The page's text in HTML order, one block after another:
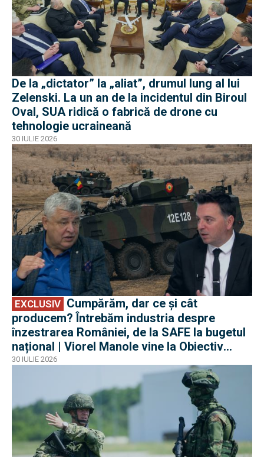
De la „dictator” la „aliat”, drumul lung al lui
Zelenski. La un an de la incidentul din Biroul
Oval, SUA ridică o fabrică de drone cu
tehnologie ucraineană
30 IULIE 2026
EXCLUSIV
EXCLUSIV
producem? Întrebăm industria despre
înzestrarea României, de la SAFE la bugetul
național | Viorel Manole vine la Obiectiv
EuroAtlantic la DefenseRomania
30 IULIE 2026